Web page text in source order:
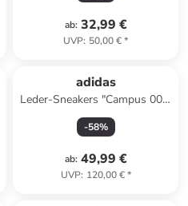
ab: 32,99 €
UVP: 50,00 €*
adidas
Leder-Sneakers "Campus 00s"
in Grau
-58%
ab: 49,99 €
UVP: 120,00 €*